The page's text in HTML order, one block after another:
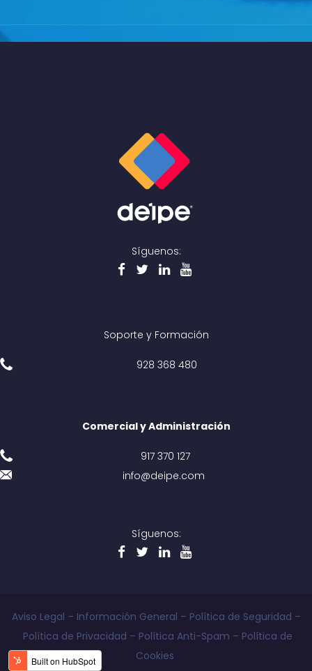
Síguenos:
Soporte y Formación
928 368 480
Comercial y Administración
917 370 127
info@deipe.com
Síguenos:
Aviso Legal – Información General – Política de Seguridad –
Política de Privacidad – Política Anti-Spam – Política de
Cookies